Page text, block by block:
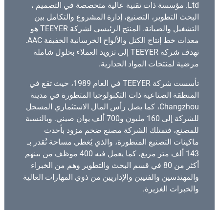
Ltd. مؤسسة ذات تقنية عالية متخصصة في التصميم ،
البحث التطوير، التصنيع، إدارة المشروع والتكامل بين
التشغيل والصيانة. المنتج الرئيسي لشركة TEEYER هو
معدات خط إنتاج الكتل والألواح الخرسانية الخفيفة AAC.
تهدف شركة TEEYER إلى تزويد العملاء بحلول شاملة
مرضية لمنتجات المواد الجدارية.
تأسست شركة TEEYER في العام 1989، حيث تقع في
المنطقة الصناعية ذات التكنولوجيا المتطورة في مدينة
Changzhou، كما يصل رأس المال الاستثماري المسجل
للشركة إلى 160 مليون و700 ألف يوان صيني. وبالنسبة
للمصنع، فتمتلك الشركة مصنع ضخم مزود بأحدث
ماكينات التصنيع المتطورة، والذي يُغطي مساحة تُقدر بـ
143 ألف متر مربع، كما يعمل فيه 400 موظف من بينهم
أكثر من 80 في قسم البحث والتطوير وهم من الخبراء
والمهندسين والفنيين والإداريين من ذوي المهارات العالية
والخبرات الغزيرة.